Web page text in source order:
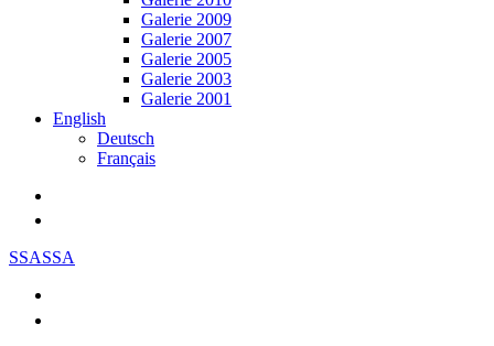
Galerie 2009
Galerie 2007
Galerie 2005
Galerie 2003
Galerie 2001
English
Deutsch
Français
SSASSA